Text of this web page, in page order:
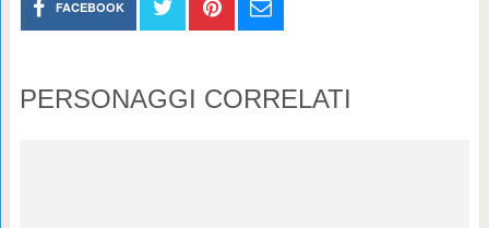
FACEBOOK
PERSONAGGI CORRELATI